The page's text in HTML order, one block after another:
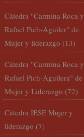
Cátedra "Carmina Roca y
Rafael Pich-Aguiler" de
Mujer y liderazgo (13)
Cátedra "Carmina Roca y
Rafael Pich-Aguilera" de
Mujer y Liderazgo (72)
Cátedra IESE Mujer y
liderazgo (7)